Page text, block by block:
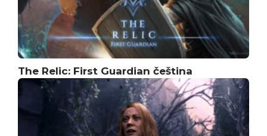
The Relic: First Guardian čeština